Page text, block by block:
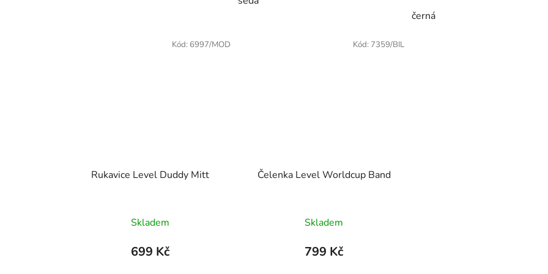
černá
Rukavice Level Duddy Mitt
Skladem
699 Kč
Kód: 6997/MOD
Čelenka Level Worldcup Band
Skladem
799 Kč
Kód: 7359/BIL